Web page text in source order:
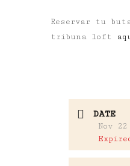
Reservar tu
tribuna loft
DATE
Nov 22